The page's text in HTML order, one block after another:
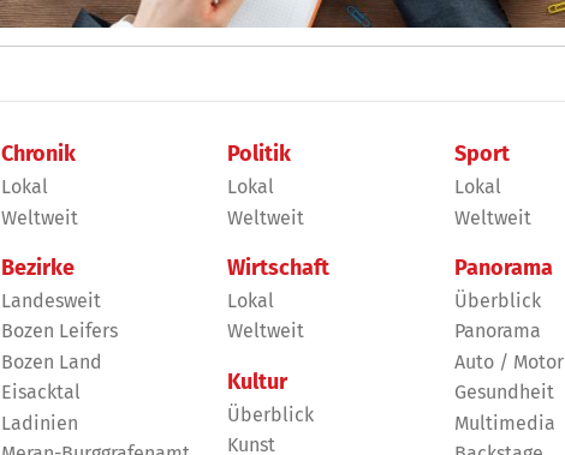
Chronik
Lokal
Weltweit
Bezirke
Landesweit
Bozen Leifers
Bozen Land
Eisacktal
Ladinien
Politik
Lokal
Weltweit
Wirtschaft
Lokal
Weltweit
Kultur
Überblick
Kunst
Sport
Lokal
Weltweit
Panorama
Überblick
Panorama
Auto / Motor
Gesundheit
Multimedia